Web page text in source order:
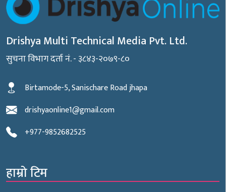
Drishya Multi Technical Media Pvt. Ltd.
सुचना विभाग दर्ता नं. - ३८४३-२०७९-८०
Birtamode-5, Sanischare Road jhapa
drishyaonline1@gmail.com
+977-9852682525
हाम्रो टिम